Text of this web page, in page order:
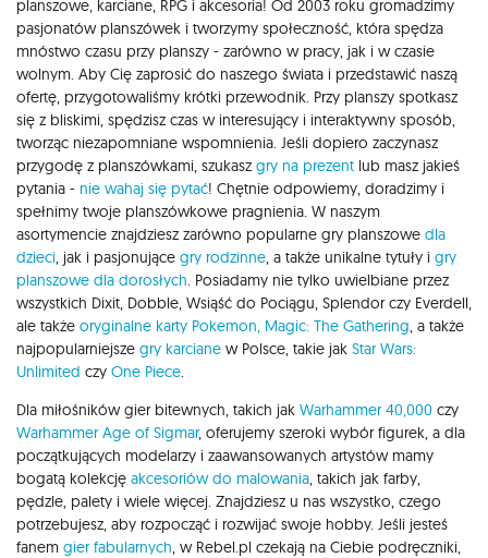
planszowe, karciane, RPG i akcesoria! Od 2003 roku gromadzimy
pasjonatów planszówek i tworzymy społeczność, która spędza
mnóstwo czasu przy planszy - zarówno w pracy, jak i w czasie
wolnym. Aby Cię zaprosić do naszego świata i przedstawić naszą
ofertę, przygotowaliśmy krótki przewodnik. Przy planszy spotkasz
się z bliskimi, spędzisz czas w interesujący i interaktywny sposób,
tworząc niezapomniane wspomnienia. Jeśli dopiero zaczynasz
przygodę z planszówkami, szukasz gry na prezent lub masz jakieś
pytania - nie wahaj się pytać! Chętnie odpowiemy, doradzimy i
spełnimy twoje planszówkowe pragnienia. W naszym
asortymencie znajdziesz zarówno popularne gry planszowe dla
dzieci, jak i pasjonujące gry rodzinne, a także unikalne tytuły i gry
planszowe dla dorosłych. Posiadamy nie tylko uwielbiane przez
wszystkich Dixit, Dobble, Wsiąść do Pociągu, Splendor czy Everdell,
ale także oryginalne karty Pokemon, Magic: The Gathering, a także
najpopularniejsze gry karciane w Polsce, takie jak Star Wars:
Unlimited czy One Piece.
Dla miłośników gier bitewnych, takich jak Warhammer 40,000 czy
Warhammer Age of Sigmar, oferujemy szeroki wybór figurek, a dla
początkujących modelarzy i zaawansowanych artystów mamy
bogatą kolekcję akcesoriów do malowania, takich jak farby,
pędzle, palety i wiele więcej. Znajdziesz u nas wszystko, czego
potrzebujesz, aby rozpocząć i rozwijać swoje hobby. Jeśli jesteś
fanem gier fabularnych, w Rebel.pl czekają na Ciebie podręczniki,